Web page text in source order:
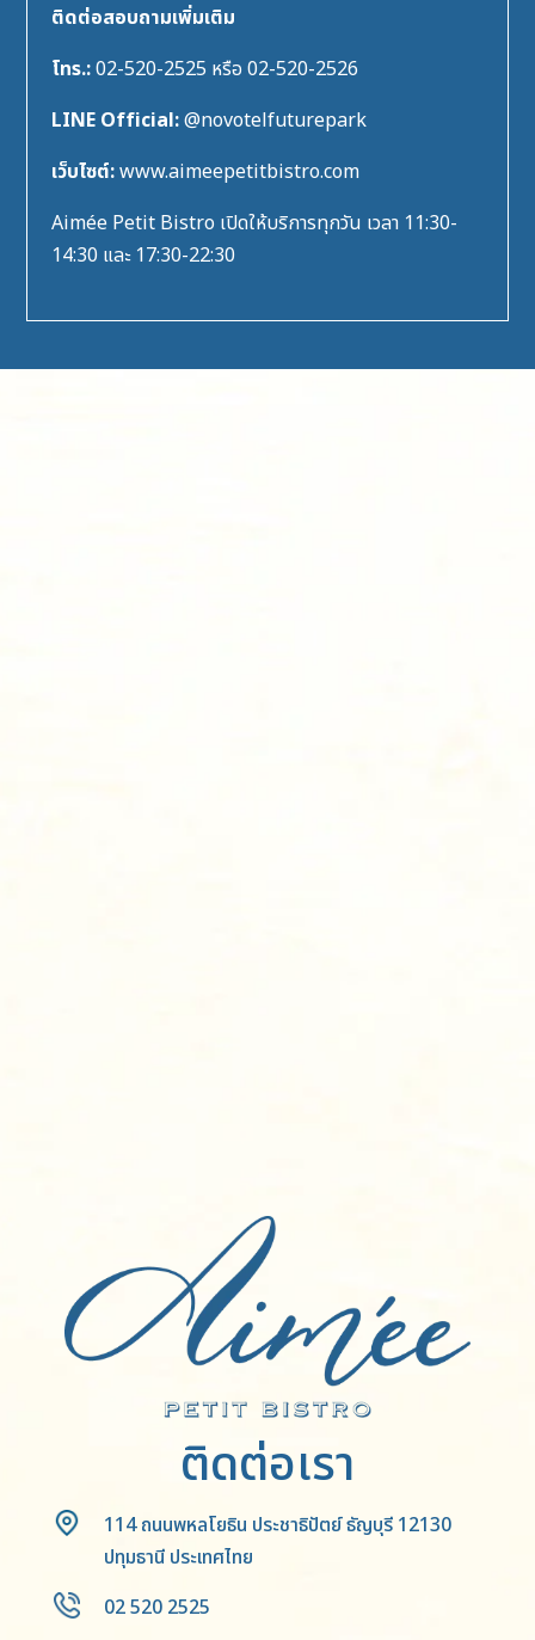
ติดต่อสอบถามเพิ่มเติม
โทร.:02-520-2525 หรือ 02-520-2526
LINE Official:@novotelfuturepark
เว็บไซต์:www.aimeepetitbistro.com
Aimée Petit Bistro เปิดให้บริการทุกวัน เวลา 11:30-
14:30 และ 17:30-22:30
ติดต่อเรา
114 ถนนพหลโยธิน ประชาธิปัตย์ ธัญบุรี 12130
ปทุมธานี ประเทศไทย
02 520 2525